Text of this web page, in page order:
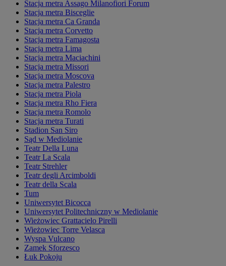
Stacja metra Assago Milanofiori Forum
Stacja metra Bisceglie
Stacja metra Ca Granda
Stacja metra Corvetto
Stacja metra Famagosta
Stacja metra Lima
Stacja metra Maciachini
Stacja metra Missori
Stacja metra Moscova
Stacja metra Palestro
Stacja metra Piola
Stacja metra Rho Fiera
Stacja metra Romolo
Stacja metra Turati
Stadion San Siro
Sąd w Mediolanie
Teatr Della Luna
Teatr La Scala
Teatr Strehler
Teatr degli Arcimboldi
Teatr della Scala
Tum
Uniwersytet Bicocca
Uniwersytet Politechniczny w Mediolanie
Wieżowiec Grattacielo Pirelli
Wieżowiec Torre Velasca
Wyspa Vulcano
Zamek Sforzesco
Łuk Pokoju